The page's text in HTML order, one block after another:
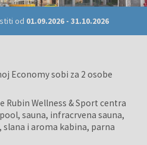
od 01.09.2026- 31.10.2026
Economy sobi za 2 osobe
Rubin Wellness & Sport centra
sauna, infracrvena sauna,
slana i aroma kabina, parna